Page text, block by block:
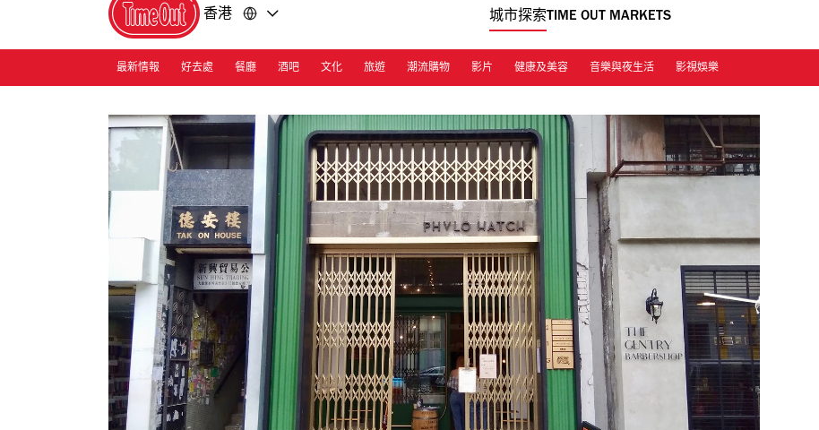
香港 城市探索TIME OUT MARKETS
最新情報 好去處 餐廳 酒吧 文化 旅遊 潮流購物 影片 健康及美容 音樂與夜生活 影視娛樂